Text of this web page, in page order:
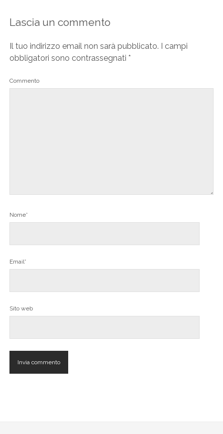
Lascia un commento
Il tuo indirizzo email non sarà pubblicato. I campi
obbligatori sono contrassegnati *
Commento
Nome*
Email*
Sito web